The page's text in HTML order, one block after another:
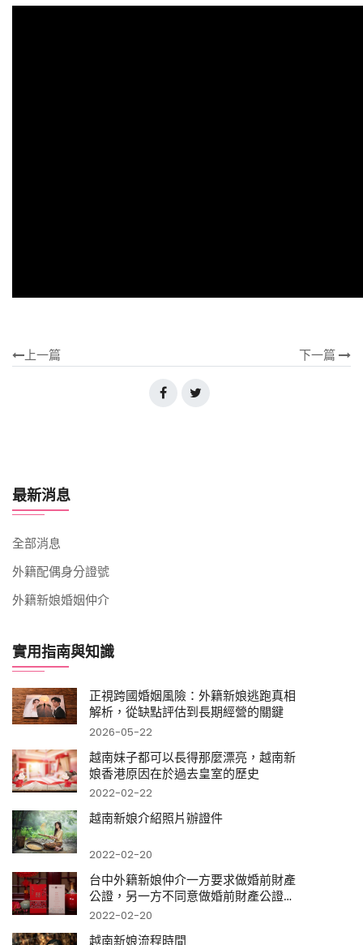
上一篇 下一篇
最新消息
全部消息
外籍配偶身分證號
外籍新娘婚姻仲介
實用指南與知識
正視跨國婚姻風險：外籍新娘逃跑真相
解析，從缺點評估到長期經營的關鍵
2026-05-22
越南妹子都可以長得那麼漂亮，越南新
娘香港原因在於過去皇室的歷史
2022-02-22
越南新娘介紹照片辦證件
2022-02-20
台中外籍新娘仲介一方要求做婚前財產
公證，另一方不同意做婚前財產公證怎
麼辦
2022-02-20
越南新娘流程時間